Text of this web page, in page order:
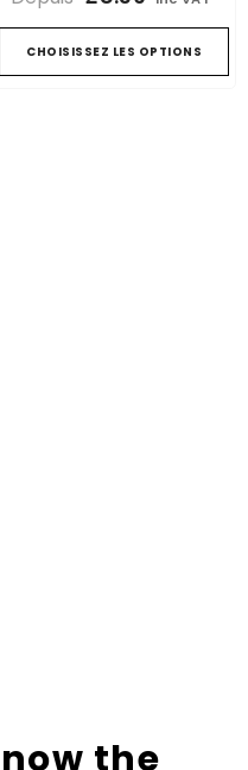
CHOISISSEZ LES OPTIONS
the